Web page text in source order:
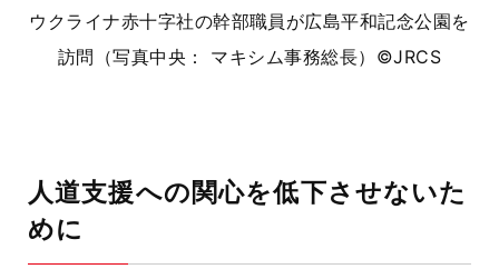
ウクライナ赤十字社の幹部職員が広島平和記念公園を
訪問（写真中央： マキシム事務総長） ©JRCS
人道支援への関心を低下させないた
めに